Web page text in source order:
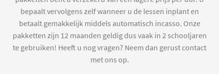
bepaalt vervolgens zelf wanneer u de lessen inplant en
betaalt gemakkelijk middels automatisch incasso. Onze
pakketten zijn 12 maanden geldig dus vaak in 2 schooljaren
te gebruiken! Heeft u nog vragen? Neem dan gerust contact
met ons op.